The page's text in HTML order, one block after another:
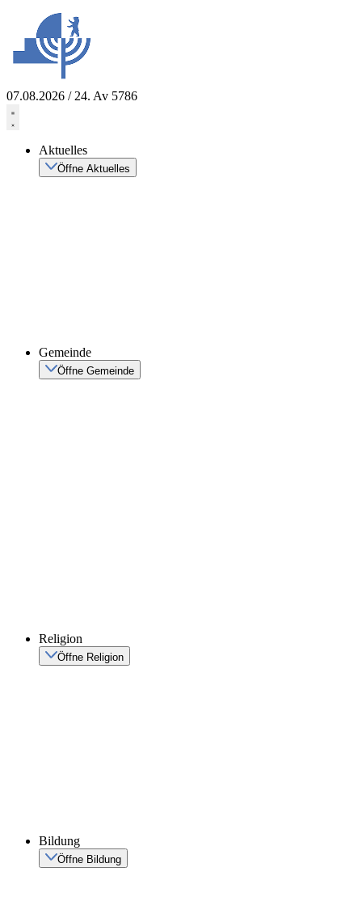
springen
07.08.2026 / 24. Av 5786
Aktuelles
Öffne Aktuelles
Gemeinde
Öffne Gemeinde
Religion
Öffne Religion
Bildung
Öffne Bildung